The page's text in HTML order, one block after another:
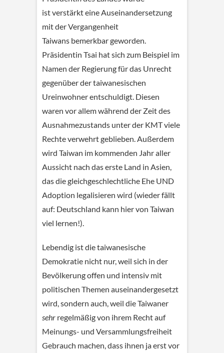
ist verstärkt eine Auseinandersetzung
mit der Vergangenheit
Taiwans bemerkbar geworden.
Präsidentin Tsai hat sich zum Beispiel im
Namen der Regierung für das Unrecht
gegenüber der taiwanesischen
Ureinwohner entschuldigt. Diesen
waren vor allem während der Zeit des
Ausnahmezustands unter der KMT viele
Rechte verwehrt geblieben. Außerdem
wird Taiwan im kommenden Jahr aller
Aussicht nach das erste Land in Asien,
das die gleichgeschlechtliche Ehe UND
Adoption legalisieren wird (wieder fällt
auf: Deutschland kann hier von Taiwan
viel lernen!).
Lebendig ist die taiwanesische
Demokratie nicht nur, weil sich in der
Bevölkerung offen und intensiv mit
politischen Themen auseinandergesetzt
wird, sondern auch, weil die Taiwaner
sehr regelmäßig von ihrem Recht auf
Meinungs- und Versammlungsfreiheit
Gebrauch machen, dass ihnen ja erst vor